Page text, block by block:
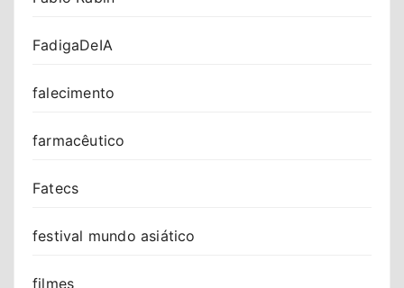
FadigaDeIA
falecimento
farmacêutico
Fatecs
festival mundo asiático
filmes